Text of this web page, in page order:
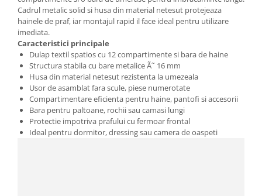
Decoratiuni
Plante artificiale
Riflaje
Suporturi flori si ghivece
Pet Shop
Ansambluri de joaca animale
Culcusuri pentru animale
Cadrul metalic solid si husa din material netesut protejeaza
hainele de praf, iar montajul rapid il face ideal pentru utilizare
imediata.
Caracteristici principale
Dulap textil spatios cu 12 compartimente si bara de haine
Structura stabila cu bare metalice Ã˜ 16 mm
Husa din material netesut rezistenta la umezeala
Usor de asamblat fara scule, piese numerotate
Compartimentare eficienta pentru haine, pantofi si accesorii
Bara pentru paltoane, rochii sau camasi lungi
Protectie impotriva prafului cu fermoar frontal
Ideal pentru dormitor, dressing sau camera de oaspeti